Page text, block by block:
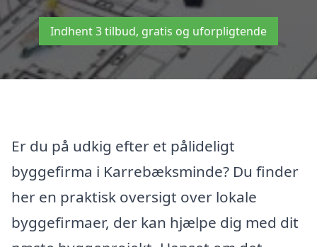
Indhent 3 tilbud, gratis og uforpligtende
Er du på udkig efter et pålideligt
byggefirma i Karrebæksminde? Du finder
her en praktisk oversigt over lokale
byggefirmaer, der kan hjælpe dig med dit